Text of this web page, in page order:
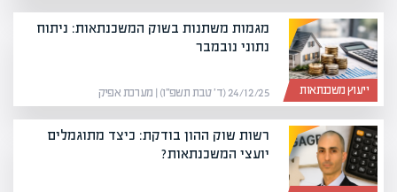
ייעוץ משכנתאות
מגמות משתנות בשוק המשכנתאות: ניתוח
נתוני נובמבר
24/12/25 (ד׳ טבת תשפ״ו) | מערכת אפיק
רשות שוק ההון בודקת: כיצד מתוגמלים
יועצי המשכנתאות?